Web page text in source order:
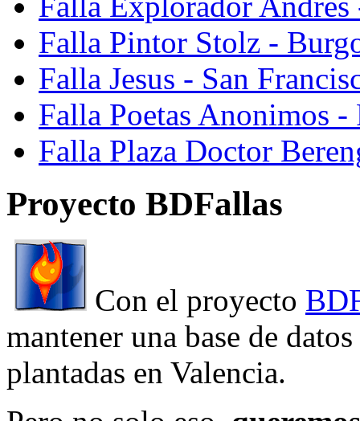
Falla Pintor Stolz -
Falla Jesus - San
Falla Poetas Anonimos
Falla Plaza Doctor
Proyecto BDFallas
Con el proyecto
mantener una base de
plantadas en Valencia.